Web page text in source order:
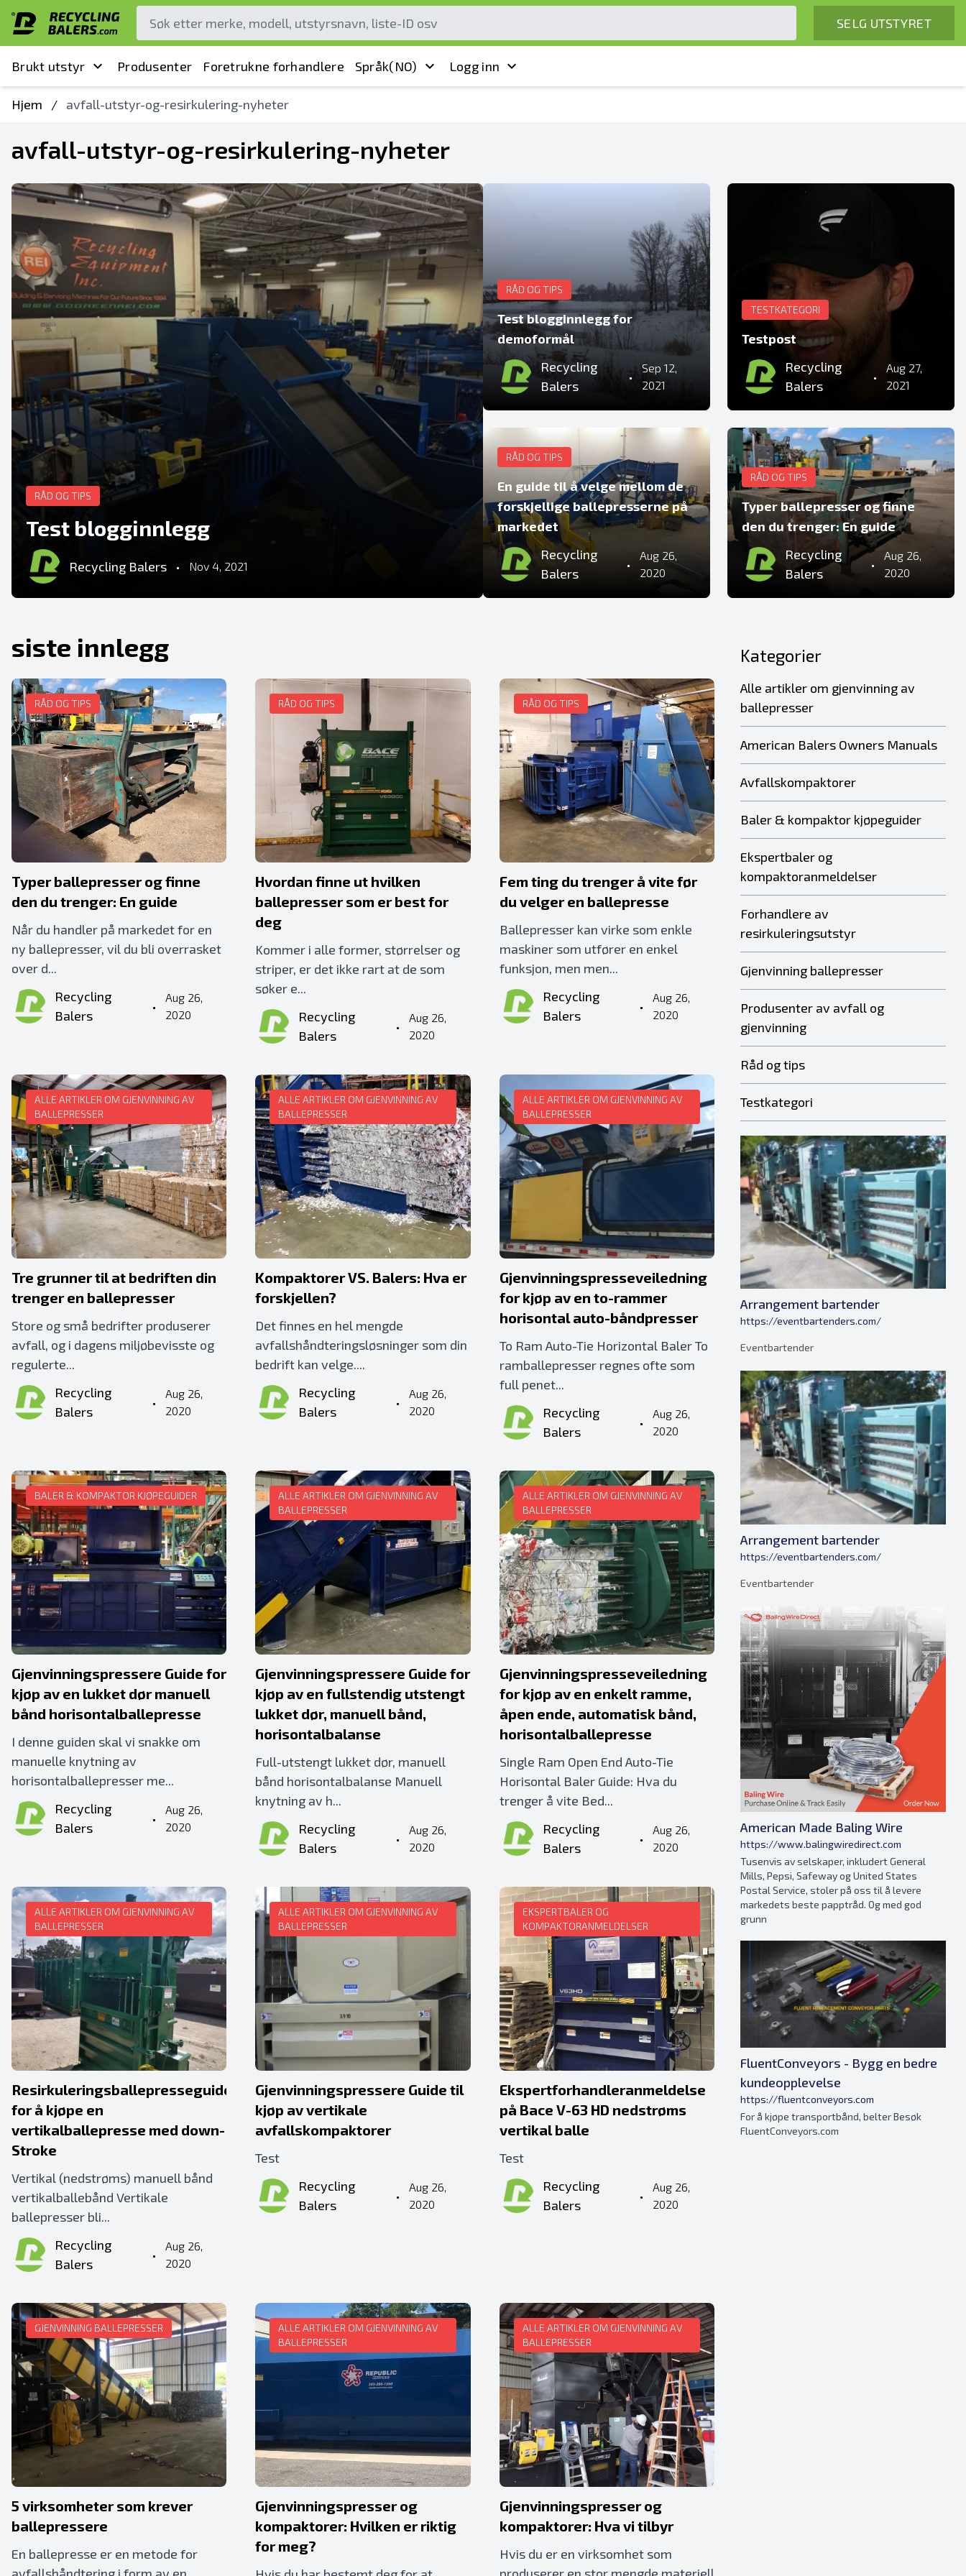
SELG UTSTYRET
Brukt utstyr Produsenter Foretrukne forhandlere Språk(NO) Logg inn
Hjem / avfall-utstyr-og-resirkulering-nyheter
avfall-utstyr-og-resirkulering-nyheter
RÅD OG TIPS
Test blogginnlegg
Recycling Balers • Nov 4, 2021
RÅD OG TIPS
Test blogginnlegg for
demoformål
Recycling
Balers
•
Sep 12,
2021
TESTKATEGORI
Testpost
Recycling
Balers
•
Aug 27,
2021
RÅD OG TIPS
En guide til å velge mellom de
forskjellige ballepresserne på
markedet
Recycling
Balers
•
Aug 26,
2020
RÅD OG TIPS
Typer ballepresser og finne
den du trenger: En guide
Recycling
Balers
•
Aug 26,
2020
siste innlegg
RÅD OG TIPS
Typer ballepresser og finne
den du trenger: En guide
Når du handler på markedet for en
ny ballepresser, vil du bli overrasket
over d...
Recycling
Balers
•
Aug 26,
2020
RÅD OG TIPS
Hvordan finne ut hvilken
ballepresser som er best for
deg
Kommer i alle former, størrelser og
striper, er det ikke rart at de som
søker e...
Recycling
Balers
•
Aug 26,
2020
RÅD OG TIPS
Fem ting du trenger å vite før
du velger en ballepresse
Ballepresser kan virke som enkle
maskiner som utfører en enkel
funksjon, men men...
Recycling
Balers
•
Aug 26,
2020
ALLE ARTIKLER OM GJENVINNING AV
BALLEPRESSER
Tre grunner til at bedriften din
trenger en ballepresser
Store og små bedrifter produserer
avfall, og i dagens miljøbevisste og
regulerte...
Recycling
Balers
•
Aug 26,
2020
ALLE ARTIKLER OM GJENVINNING AV
BALLEPRESSER
Kompaktorer VS. Balers: Hva er
forskjellen?
Det finnes en hel mengde
avfallshåndteringsløsninger som din
bedrift kan velge....
Recycling
Balers
•
Aug 26,
2020
ALLE ARTIKLER OM GJENVINNING AV
BALLEPRESSER
Gjenvinningspresseveiledning
for kjøp av en to-rammer
horisontal auto-båndpresser
To Ram Auto-Tie Horizontal Baler To
ramballepresser regnes ofte som
full penet...
Recycling
Balers
•
Aug 26,
2020
BALER & KOMPAKTOR KJØPEGUIDER
Gjenvinningspressere Guide for
kjøp av en lukket dør manuell
bånd horisontalballepresse
I denne guiden skal vi snakke om
manuelle knytning av
horisontalballepresser me...
Recycling
Balers
•
Aug 26,
2020
ALLE ARTIKLER OM GJENVINNING AV
BALLEPRESSER
Gjenvinningspressere Guide for
kjøp av en fullstendig utstengt
lukket dør, manuell bånd,
horisontalbalanse
Full-utstengt lukket dør, manuell
bånd horisontalbalanse Manuell
knytning av h...
Recycling
Balers
•
Aug 26,
2020
ALLE ARTIKLER OM GJENVINNING AV
BALLEPRESSER
Gjenvinningspresseveiledning
for kjøp av en enkelt ramme,
åpen ende, automatisk bånd,
horisontalballepresse
Single Ram Open End Auto-Tie
Horisontal Baler Guide: Hva du
trenger å vite Bed...
Recycling
Balers
•
Aug 26,
2020
ALLE ARTIKLER OM GJENVINNING AV
BALLEPRESSER
Resirkuleringsballepresseguide
for å kjøpe en
vertikalballepresse med down-
Stroke
Vertikal (nedstrøms) manuell bånd
vertikalballebånd Vertikale
ballepresser bli...
Recycling
Balers
•
Aug 26,
2020
ALLE ARTIKLER OM GJENVINNING AV
BALLEPRESSER
Gjenvinningspressere Guide til
kjøp av vertikale
avfallskompaktorer
Test
Recycling
Balers
•
Aug 26,
2020
EKSPERTBALER OG
KOMPAKTORANMELDELSER
Ekspertforhandleranmeldelse
på Bace V-63 HD nedstrøms
vertikal balle
Test
Recycling
Balers
•
Aug 26,
2020
GJENVINNING BALLEPRESSER
5 virksomheter som krever
ballepressere
En ballepresse er en metode for
ALLE ARTIKLER OM GJENVINNING AV
BALLEPRESSER
Gjenvinningspresser og
kompaktorer: Hvilken er riktig
for meg?
ALLE ARTIKLER OM GJENVINNING AV
BALLEPRESSER
Gjenvinningspresser og
kompaktorer: Hva vi tilbyr
Hvis du er en virksomhet som
Kategorier
Alle artikler om gjenvinning av
ballepresser
American Balers Owners Manuals
Avfallskompaktorer
Baler & kompaktor kjøpeguider
Ekspertbaler og
kompaktoranmeldelser
Forhandlere av
resirkuleringsutstyr
Gjenvinning ballepresser
Produsenter av avfall og
gjenvinning
Råd og tips
Testkategori
Arrangement bartender
https://eventbartenders.com/
Eventbartender
Arrangement bartender
https://eventbartenders.com/
Eventbartender
American Made Baling Wire
https://www.balingwiredirect.com
Tusenvis av selskaper, inkludert General
Mills, Pepsi, Safeway og United States
Postal Service, stoler på oss til å levere
markedets beste papptråd. Og med god
grunn
FluentConveyors - Bygg en bedre
kundeopplevelse
https://fluentconveyors.com
For å kjøpe transportbånd, belter Besøk
FluentConveyors.com